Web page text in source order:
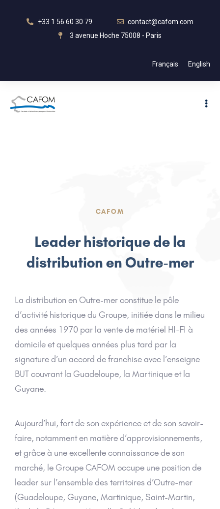
+33 1 56 60 30 79
contact@cafom.com
3 avenue Hoche 75008 - Paris
Français English
CAFOM
Leader historique de la
distribution en Outre-mer
La distribution en Outre-mer constitue le pôle
d’activité historique du Groupe, initiée dans le milieu
des années 1970 par la vente de matériel HI-FI à
domicile et quelques années plus tard par la
signature d’un accord de franchise avec l’enseigne
BUT couvrant la Guadeloupe, la Martinique et la
Guyane.
Aujourd’hui, fort de son expérience et de son savoir-
faire, notamment en matière d’approvisionnements,
et grâce à une excellente connaissance de son
marché, le Groupe CAFOM occupe une position de
leader sur l’ensemble des territoires d’Outre-mer
(Guadeloupe, Guyane, Martinique, Saint-Martin,